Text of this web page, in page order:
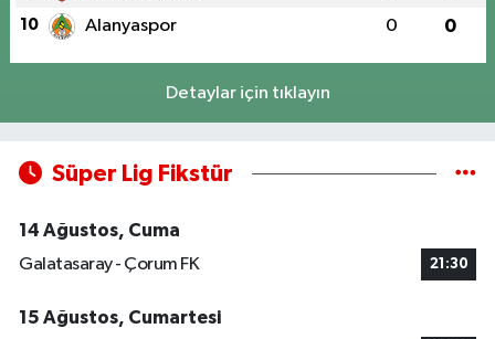
10 Alanyaspor 0 0
Detaylar için tıklayın
Süper Lig Fikstür
14 Ağustos, Cuma
Galatasaray - Çorum FK
21:30
15 Ağustos, Cumartesi